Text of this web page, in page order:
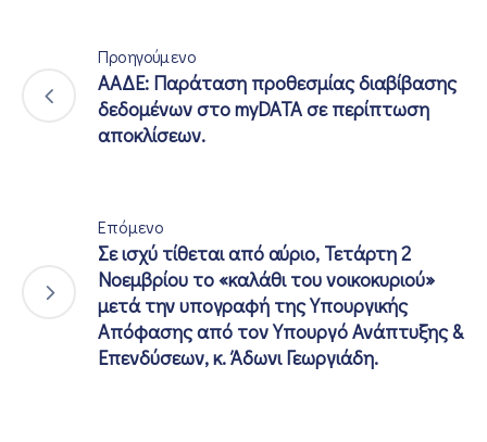
Προηγούμενο
ΑΑΔΕ: Παράταση προθεσμίας διαβίβασης
δεδομένων στο myDATA σε περίπτωση
αποκλίσεων.
Επόμενο
Σε ισχύ τίθεται από αύριο, Τετάρτη 2
Νοεμβρίου το «καλάθι του νοικοκυριού»
μετά την υπογραφή της Υπουργικής
Απόφασης από τον Υπουργό Ανάπτυξης &
Επενδύσεων, κ. Άδωνι Γεωργιάδη.